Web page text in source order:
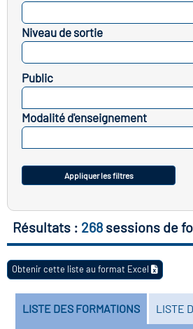
emploi-formation
des transitions
de construction)
des secteurs(en
construction)
Niveau de sortie
Public
Modalité d'enseignement
Appliquer les filtres
Résultats : 268 sessions de
Obtenir cette liste au format Excel
LISTE DES FORMATIONS LISTE